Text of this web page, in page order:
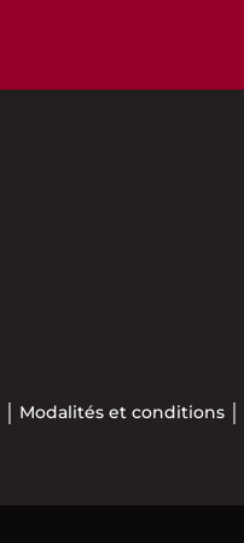
Modalités et conditions